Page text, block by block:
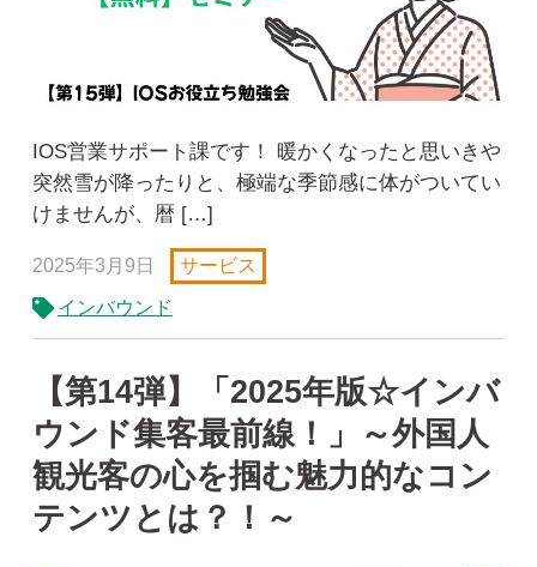
IOS営業サポート課です！ 暖かくなったと思いきや
突然雪が降ったりと、極端な季節感に体がついてい
けませんが、暦 […]
2025年3月9日 サービス
インバウンド
【第14弾】「2025年版☆インバ
ウンド集客最前線！」～外国人
観光客の心を掴む魅力的なコン
テンツとは？！～